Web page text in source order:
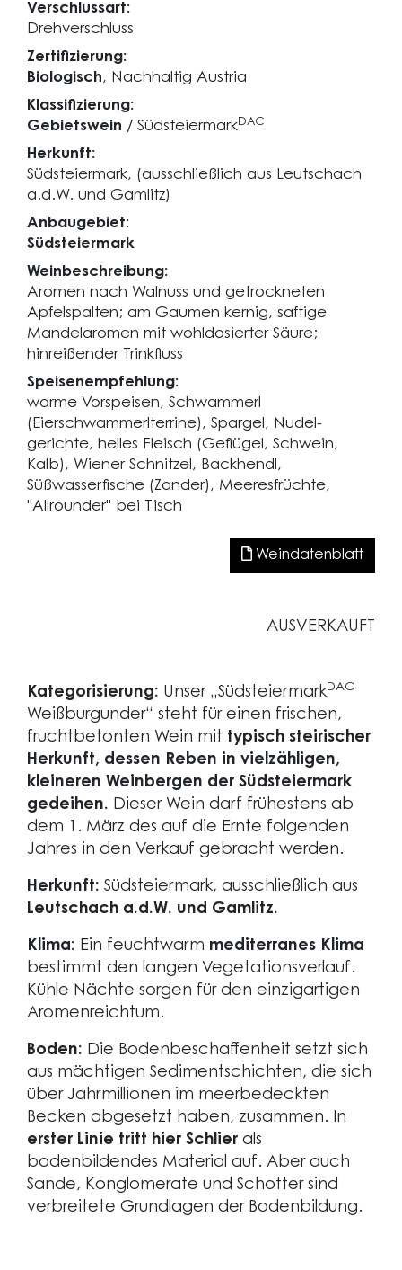
Verschlussart:
Drehverschluss
Zertifizierung:
Biologisch, Nachhaltig Austria
Klassifizierung:
Gebietswein / SüdsteiermarkDAC
Herkunft:
Südsteiermark, (ausschließlich aus Leutschach
a.d.W. und Gamlitz)
Anbaugebiet:
Südsteiermark
Weinbeschreibung:
Aromen nach Walnuss und getrockneten
Apfelspalten; am Gaumen kernig, saftige
Mandelaromen mit wohldosierter Säure;
hinreißender Trinkfluss
Speisenempfehlung:
warme Vorspeisen, Schwammerl
(Eierschwammerlterrine), Spargel, Nudel-
gerichte, helles Fleisch (Geflügel, Schwein,
Kalb), Wiener Schnitzel, Backhendl,
Süßwasserfische (Zander), Meeresfrüchte,
"Allrounder" bei Tisch
Weindatenblatt
AUSVERKAUFT
Kategorisierung: Unser „SüdsteiermarkDAC
Weißburgunder“ steht für einen frischen,
fruchtbetonten Wein mit typisch steirischer
Herkunft, dessen Reben in vielzähligen,
kleineren Weinbergen der Südsteiermark
gedeihen. Dieser Wein darf frühestens ab
dem 1. März des auf die Ernte folgenden
Jahres in den Verkauf gebracht werden.
Herkunft: Südsteiermark, ausschließlich aus
Leutschach a.d.W. und Gamlitz.
Klima: Ein feuchtwarm mediterranes Klima
bestimmt den langen Vegetationsverlauf.
Kühle Nächte sorgen für den einzigartigen
Aromenreichtum.
Boden: Die Bodenbeschaffenheit setzt sich
aus mächtigen Sedimentschichten, die sich
über Jahrmillionen im meerbedeckten
Becken abgesetzt haben, zusammen. In
erster Linie tritt hier Schlier als
bodenbildendes Material auf. Aber auch
Sande, Konglomerate und Schotter sind
verbreitete Grundlagen der Bodenbildung.